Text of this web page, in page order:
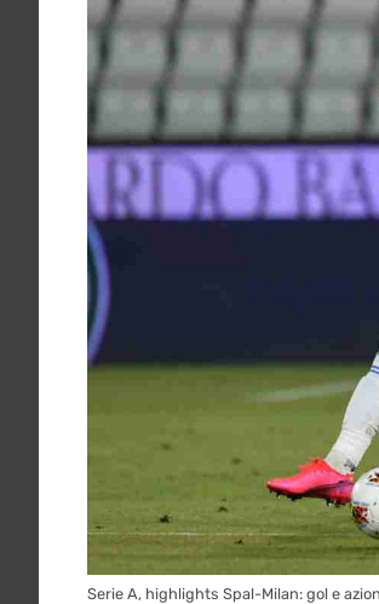
Serie A, highlights Spal-Milan: gol e